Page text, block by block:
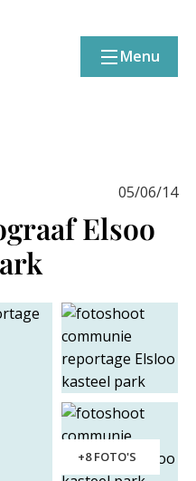
Menu
05/06/14
Elsoo
+8 FOTO'S